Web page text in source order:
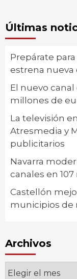
Últimas
Prepárate
estrena nueva
El nuevo
millones de
La televisión
Atresmedia y
publicitarios
Navarra
canales en
Castellón
municipios de
Archivos
Archivos